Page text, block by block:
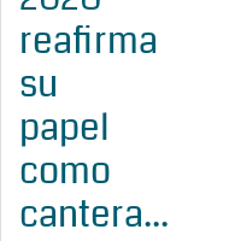
reafirma
su
papel
como
cantera...